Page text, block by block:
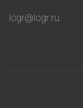
logr@logr.ru